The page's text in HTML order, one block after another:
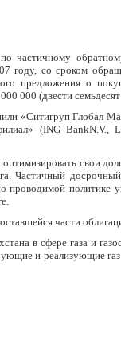
частичному
году, со сроком
предложения о
000 (двести
«Ситигруп Глобал
(ING BankN.V.,
свои
Частичный досрочный
проводимой политике
части
в сфере газа и
и реализующие